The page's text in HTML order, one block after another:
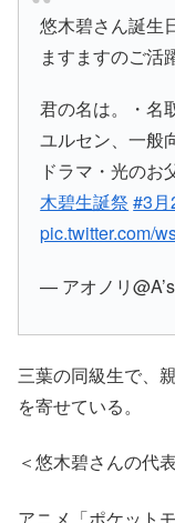
悠木碧さん誕生
ますますのご活
君の名は。・名
ユルセン、一般
ドラマ・光のお
木碧生誕祭 #3
pic.twitter.com/
— アオノリ
三葉の同級生で、
を寄せている。
＜悠木碧さんの代
アニメ「ポケット